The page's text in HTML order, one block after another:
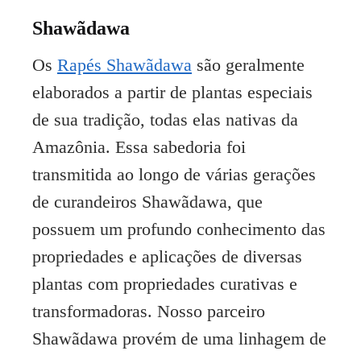
Shawãdawa
Os Rapés Shawãdawa são geralmente
elaborados a partir de plantas especiais
de sua tradição, todas elas nativas da
Amazônia. Essa sabedoria foi
transmitida ao longo de várias gerações
de curandeiros Shawãdawa, que
possuem um profundo conhecimento das
propriedades e aplicações de diversas
plantas com propriedades curativas e
transformadoras. Nosso parceiro
Shawãdawa provém de uma linhagem de